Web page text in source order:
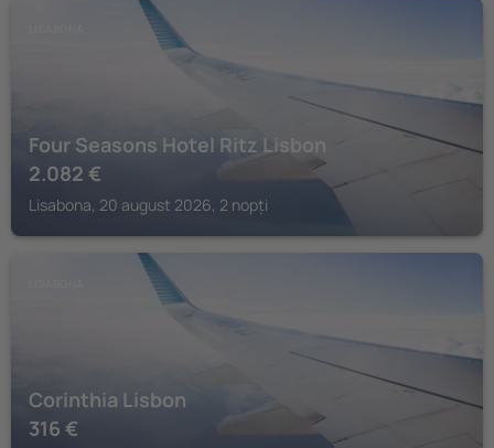
Four Seasons Hotel Ritz Lisbon
2.082 €
Lisabona, 20 august 2026, 2 nopți
Corinthia Lisbon
316 €